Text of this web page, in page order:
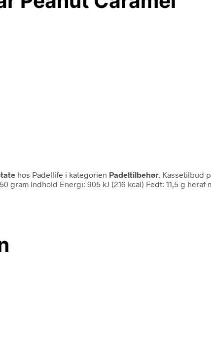
hos Padellife i kategorien Padeltilbehør . Kassetilbud
gram Indhold Energi: 905 kJ (216 kcal) Fedt: 11,5 g